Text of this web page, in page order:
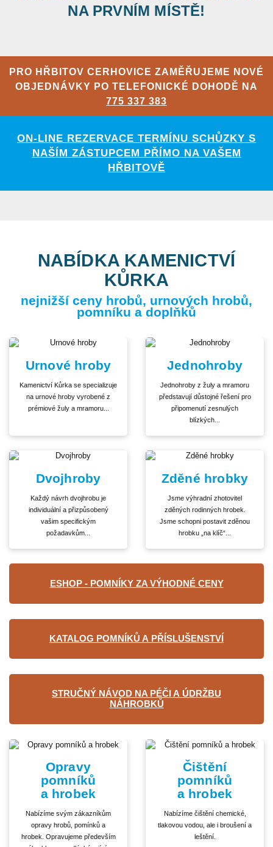
NA PRVNÍM MÍSTĚ!
PRO HŘBITOV CERHOVICE ZAMĚŘUJEME NOVÉ
OBJEDNÁVKY PO TELEFONICKÉ DOHODĚ NA
775 337 383
ON-LINE REZERVACE TERMÍNU SCHŮZKY S
NAŠÍM ZÁSTUPCEM PŘÍMO NA VAŠEM
HŘBITOVĚ
NABÍDKA KAMENICTVÍ
KŮRKA
nejnižší ceny hrobů, urnových hrobů,
pomníku a doplňků
Urnové hroby
Kamenictví Kůrka se specializuje
na urnové hroby vyrobené z
prémiové žuly a mramoru...
Jednohroby
Jednohroby z žuly a mramoru
představují důstojné řešení pro
připomenutí zesnulých
blízkých...
Dvojhroby
Každý návrh dvojhrobu je
individuální a přizpůsobený
vašim specifickým
požadavkům...
Zděné hrobky
Jsme výhradní zhotovitel
zděných rodinných hrobek.
Jsme schopni postavit zděnou
hrobku „na klíč“...
ESHOP - POMNÍKY ZA VÝHODNÉ CENY
KATALOG POMNÍKŮ A PŘÍSLUŠENSTVÍ
STRUČNÝ NÁVOD NA PÉČI A ÚDRŽBU
NÁHROBKŮ
Opravy
pomníků
a hrobek
Nabízíme svým zákazníkům
opravy hrobů, pomínků a
hrobek. Opravujeme především
Čištění
pomníků
a hrobek
Nabízíme čištění chemické,
tlakovou vodou, ale i broušení a
leštění.